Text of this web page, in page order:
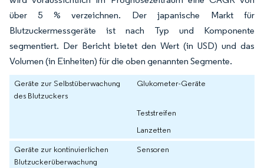
über 5 % verzeichnen. Der japanische Markt für
Blutzuckermessgeräte ist nach Typ und Komponente
segmentiert. Der Bericht bietet den Wert (in USD) und das
Volumen (in Einheiten) für die oben genannten Segmente.
Geräte zur Selbstüberwachung
des Blutzuckers
Glukometer-Geräte
Teststreifen
Lanzetten
Geräte zur kontinuierlichen
Blutzuckerüberwachung
Sensoren